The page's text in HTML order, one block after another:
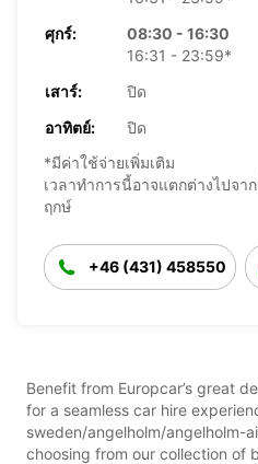
ศุกร์:
08:30 - 16:30
16:31 - 23:59*
เสาร์:
ปิด
อาทิตย์:
ปิด
*มีค่าใช้จ่ายเพิ่มเติม
เวลาทำการนี้อาจแตกต่างไปจ
ฤกษ์
+46 (431) 458550
Benefit from Europcar’s great
for a seamless car hire
sweden/angelholm/angelholm-
choosing from our collection of